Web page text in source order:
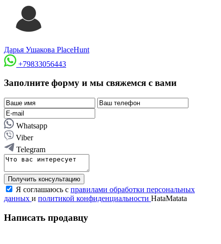
Дарья Ушакова PlaceHunt
+79833056443
Заполните форму и мы свяжемся с вами
Whatsapp
Viber
Telegram
Получить консультацию
Я соглашаюсь с правилами обработки персональных
данных и политикой конфиденциальности HataMatata
Написать продавцу